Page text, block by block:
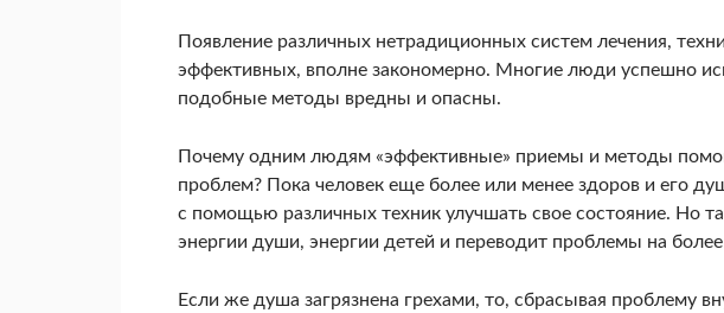
Появление различных нетрадиционных систем лечения,
эффективных, вполне закономерно. Многие люди успешно
подобные методы вредны и опасны.
Почему одним людям «эффективные» приемы и методы
проблем? Пока человек еще более или менее здоров и его
с помощью различных техник улучшать свое состояние. Но
энергии души, энергии детей и переводит проблемы на
Если же душа загрязнена грехами, то, сбрасывая проблему